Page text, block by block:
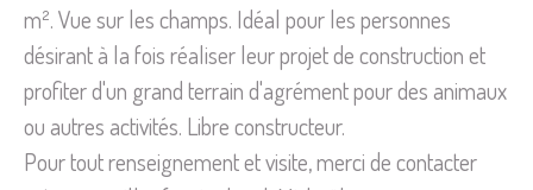
m². Vue sur les champs. Idéal pour les personnes
désirant à la fois réaliser leur projet de construction et
profiter d'un grand terrain d'agrément pour des animaux
ou autres activités. Libre constructeur.
Pour tout renseignement et visite, merci de contacter